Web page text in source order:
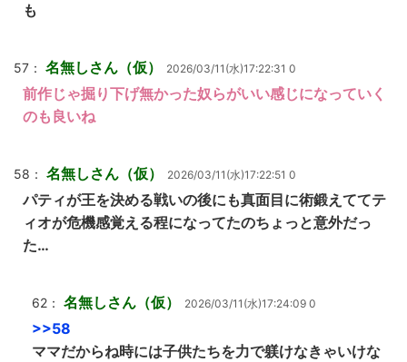
も
57： 名無しさん（仮） 2026/03/11(水)17:22:31 0
前作じゃ掘り下げ無かった奴らがいい感じになっていく
のも良いね
58： 名無しさん（仮） 2026/03/11(水)17:22:51 0
パティが王を決める戦いの後にも真面目に術鍛えててテ
ィオが危機感覚える程になってたのちょっと意外だっ
た…
62： 名無しさん（仮） 2026/03/11(水)17:24:09 0
>>58
ママだからね時には子供たちを力で躾けなきゃいけな